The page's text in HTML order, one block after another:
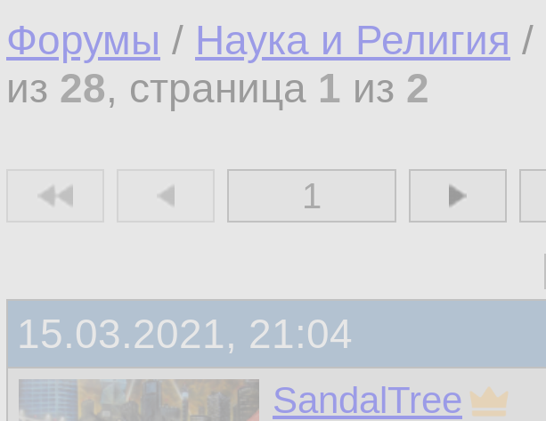
Форумы / Наука и Религия /
из 28, страница 1 из 2
1
15.03.2021, 21:04
SandalTree